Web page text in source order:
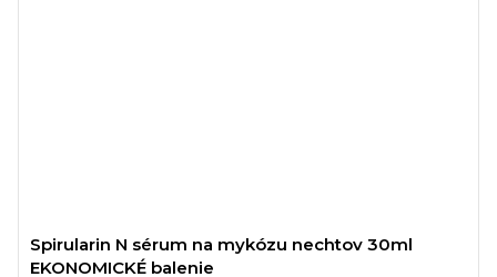
Spirularin N sérum na mykózu nechtov 30ml
EKONOMICKÉ balenie